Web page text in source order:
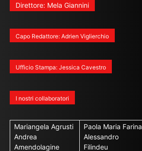
Direttore: Mela Giannini
Capo Redattore: Adrien Viglierchio
Ufficio Stampa: Jessica Cavestro
I nostri collaboratori
Mariangela Agrusti
Andrea
Amendolagine
Paola Maria Farina
Alessandro
Filindeu